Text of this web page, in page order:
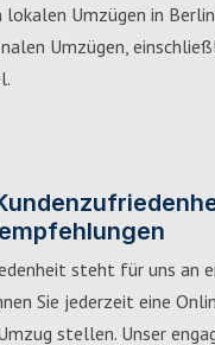
Umzügen in
Umzügen,
steht für uns an
Sie jederzeit eine
stellen. Unser